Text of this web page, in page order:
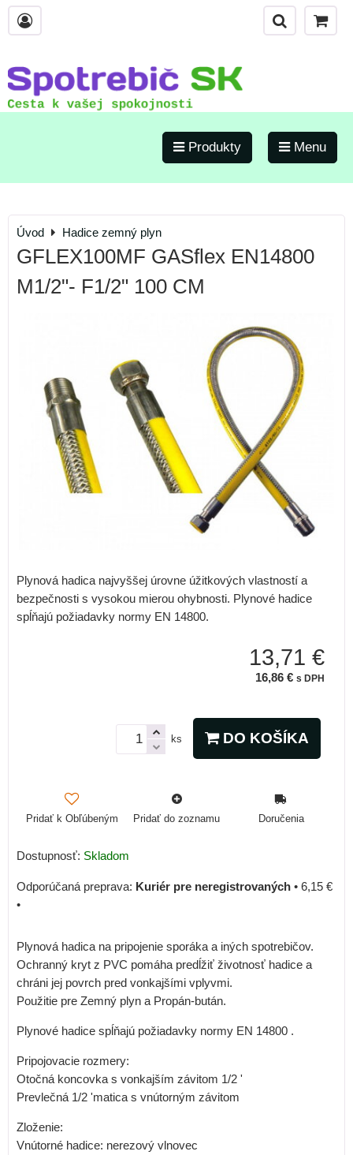
Produkty Menu
Úvod Hadice zemný plyn
GFLEX100MF GASflex EN14800
M1/2"- F1/2" 100 CM
Plynová hadica najvyššej úrovne úžitkových vlastností a
bezpečnosti s vysokou mierou ohybnosti. Plynové hadice
spĺňajú požiadavky normy EN 14800.
13,71 €
16,86 € s DPH
ks DO KOŠÍKA
Pridať k Obľúbeným Pridať do zoznamu Doručenia
Dostupnosť: Skladom
Kuriér pre neregistrovaných • 6,15 €
•
Plynová hadica na pripojenie sporáka a iných spotrebičov.
Ochranný kryt z PVC pomáha predĺžiť životnosť hadice a
chráni jej povrch pred vonkajšími vplyvmi.
Použitie pre Zemný plyn a Propán-bután.
Plynové hadice spĺňajú požiadavky normy EN 14800 .
Pripojovacie rozmery:
Otočná koncovka s vonkajším závitom 1/2 '
Prevlečná 1/2 'matica s vnútorným závitom
Zloženie:
Vnútorné hadice: nerezový vlnovec